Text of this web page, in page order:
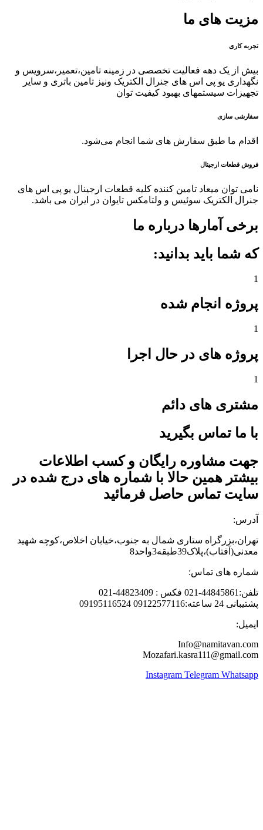
های ما
کاری
از یک دهه فعالیت تخصصی در زمینه تامین،تعمیر،سرویس و
یو پی اس های جنرال الکتریک ونیز تامین باتری و سایر
سیستمهای بهبود کیفیت توان
سازی
ما طبق سفارش های شما انجام می‌شود.
قطعات ارجینال
توان میعاد تامین کننده کلیه قطعات ارجینال یو پی اس های
الکتریک سوئیس و ولتامکس تایوان در ایران می باشد.
آمارها درباره ما
شما باید بدانید:
انجام شده
های در حال اجرا
های دائم
ما تماس بگیرید
مشاوره رایگان و کسب اطلاعات
همین حالا با شماره های درج شده در
تماس حاصل فرمائید
ستاری شمال به جنوب،خیابان اخلاص،کوچه شهید
های تماس:
021 فکس : 44823409-021
24 ساعته:09122577116 09195116524
Instagram Telegram